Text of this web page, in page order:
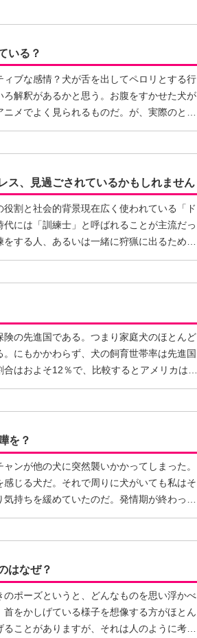
いる？
ブな感情？犬が舌を出してペロリとする行
解釈があるかと思う。お腹をすかせた犬が
メでよく見られるものだ。が、実際のとこ
ス、見過ごされているかもしれません
割と社会的背景現在広く使われている「ド
には「訓練士」と呼ばれることが主流だっ
する人、あるいは一緒に狩猟に出るために
の先進国である。つまり家庭犬のほとんど
にもかかわらず、犬の飼育世帯率は先進国
はおよそ12％で、比較するとアメリカは約
を？
ンが他の犬に突然襲いかかってしまった。
じる犬だ。それで周りに犬がいても私はそ
持ちを緩めていたのだ。発情期が終わって
はなぜ？
ポーズというと、どんなものを思い浮かべ
をかしげている様子を想像する方がほとん
ことがありますが、それは人のように考え